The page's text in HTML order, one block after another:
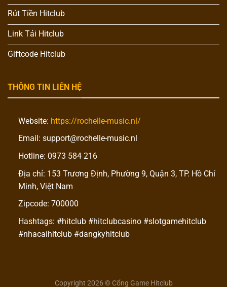
Rút Tiền Hitclub
Link Tải Hitclub
Giftcode Hitclub
THÔNG TIN LIÊN HỆ
Website: https://rochelle-music.nl/
Email: support@rochelle-music.nl
Hotline: 0973 584 216
Địa chỉ: 153 Trương Định, Phường 9, Quận 3, TP. Hồ Chí
Minh, Việt Nam
Zipcode: 700000
Hashtags: #hitclub #hitclubcasino #slotgamehitclub
#nhacaihitclub #dangkyhitclub
Copyright 2026 © Cổng Game Hitclub